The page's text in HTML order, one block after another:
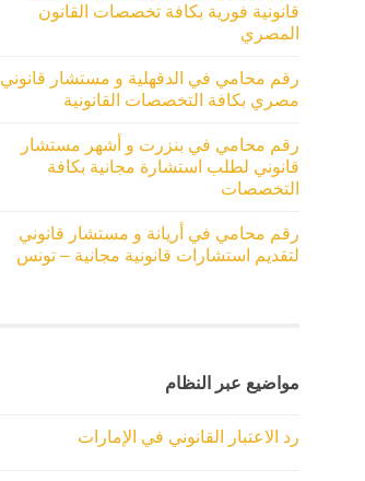
قانونية فورية بكافة تخصصات القانون
المصري
رقم محامي في الدقهلية و مستشار قانوني
مصري بكافة التخصصات القانونية
رقم محامي في بنزرت و أشهر مستشار
قانوني لطلب استشارة مجانية بكافة
التخصصات
رقم محامي في أريانة و مستشار قانوني
لتقديم استشارات قانونية مجانية – تونس
مواضيع عبر النظام
رد الاعتبار القانوني في الإمارات